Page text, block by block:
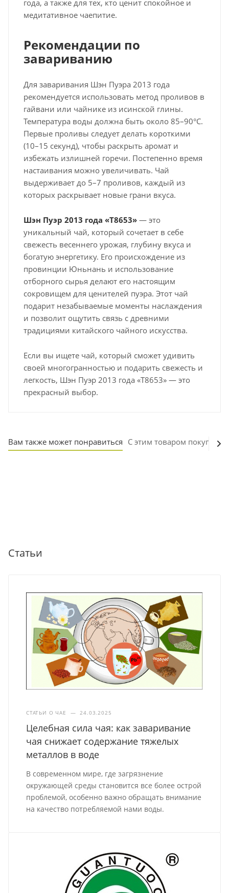
года, а также для тех, кто ценит спокойное и
медитативное чаепитие.
Рекомендации по
завариванию
Для заваривания Шэн Пуэра 2013 года
рекомендуется использовать метод проливов в
гайвани или чайнике из исинской глины.
Температура воды должна быть около 85–90°C.
Первые проливы следует делать короткими
(10–15 секунд), чтобы раскрыть аромат и
избежать излишней горечи. Постепенно время
настаивания можно увеличивать. Чай
выдерживает до 5–7 проливов, каждый из
которых раскрывает новые грани вкуса.
Шэн Пуэр 2013 года «T8653» — это
уникальный чай, который сочетает в себе
свежесть весеннего урожая, глубину вкуса и
богатую энергетику. Его происхождение из
провинции Юньнань и использование
отборного сырья делают его настоящим
сокровищем для ценителей пуэра. Этот чай
подарит незабываемые моменты наслаждения
и позволит ощутить связь с древними
традициями китайского чайного искусства.
Если вы ищете чай, который сможет удивить
своей многогранностью и подарить свежесть и
легкость, Шэн Пуэр 2013 года «T8653» — это
прекрасный выбор.
Вам также может понравиться С этим товаром покупают
Статьи
СТАТЬИ О ЧАЕ — 24.03.2025
Целебная сила чая: как заваривание
чая снижает содержание тяжелых
металлов в воде
В современном мире, где загрязнение
окружающей среды становится все более острой
проблемой, особенно важно обращать внимание
на качество потребляемой нами воды.